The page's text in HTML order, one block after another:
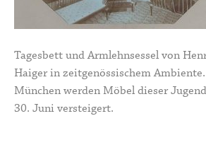
Tagesbett und Armlehnsessel von
Haiger in zeitgenössischem
München werden Möbel dieser
30. Juni versteigert.